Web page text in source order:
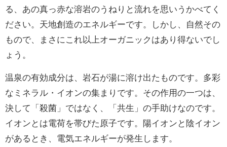
る、あの真っ赤な溶岩のうねりと流れを思いうかべてく
ださい。天地創造のエネルギーです。しかし、自然その
もので、まさにこれ以上オーガニックはあり得ないでし
ょう。
温泉の有効成分は、岩石が湯に溶け出たものです。多彩
なミネラル・イオンの集まりです。その作用の一つは、
決して「殺菌」ではなく、「共生」の手助けなのです。
イオンとは電荷を帯びた原子です。陽イオンと陰イオン
があるとき、電気エネルギーが発生します。